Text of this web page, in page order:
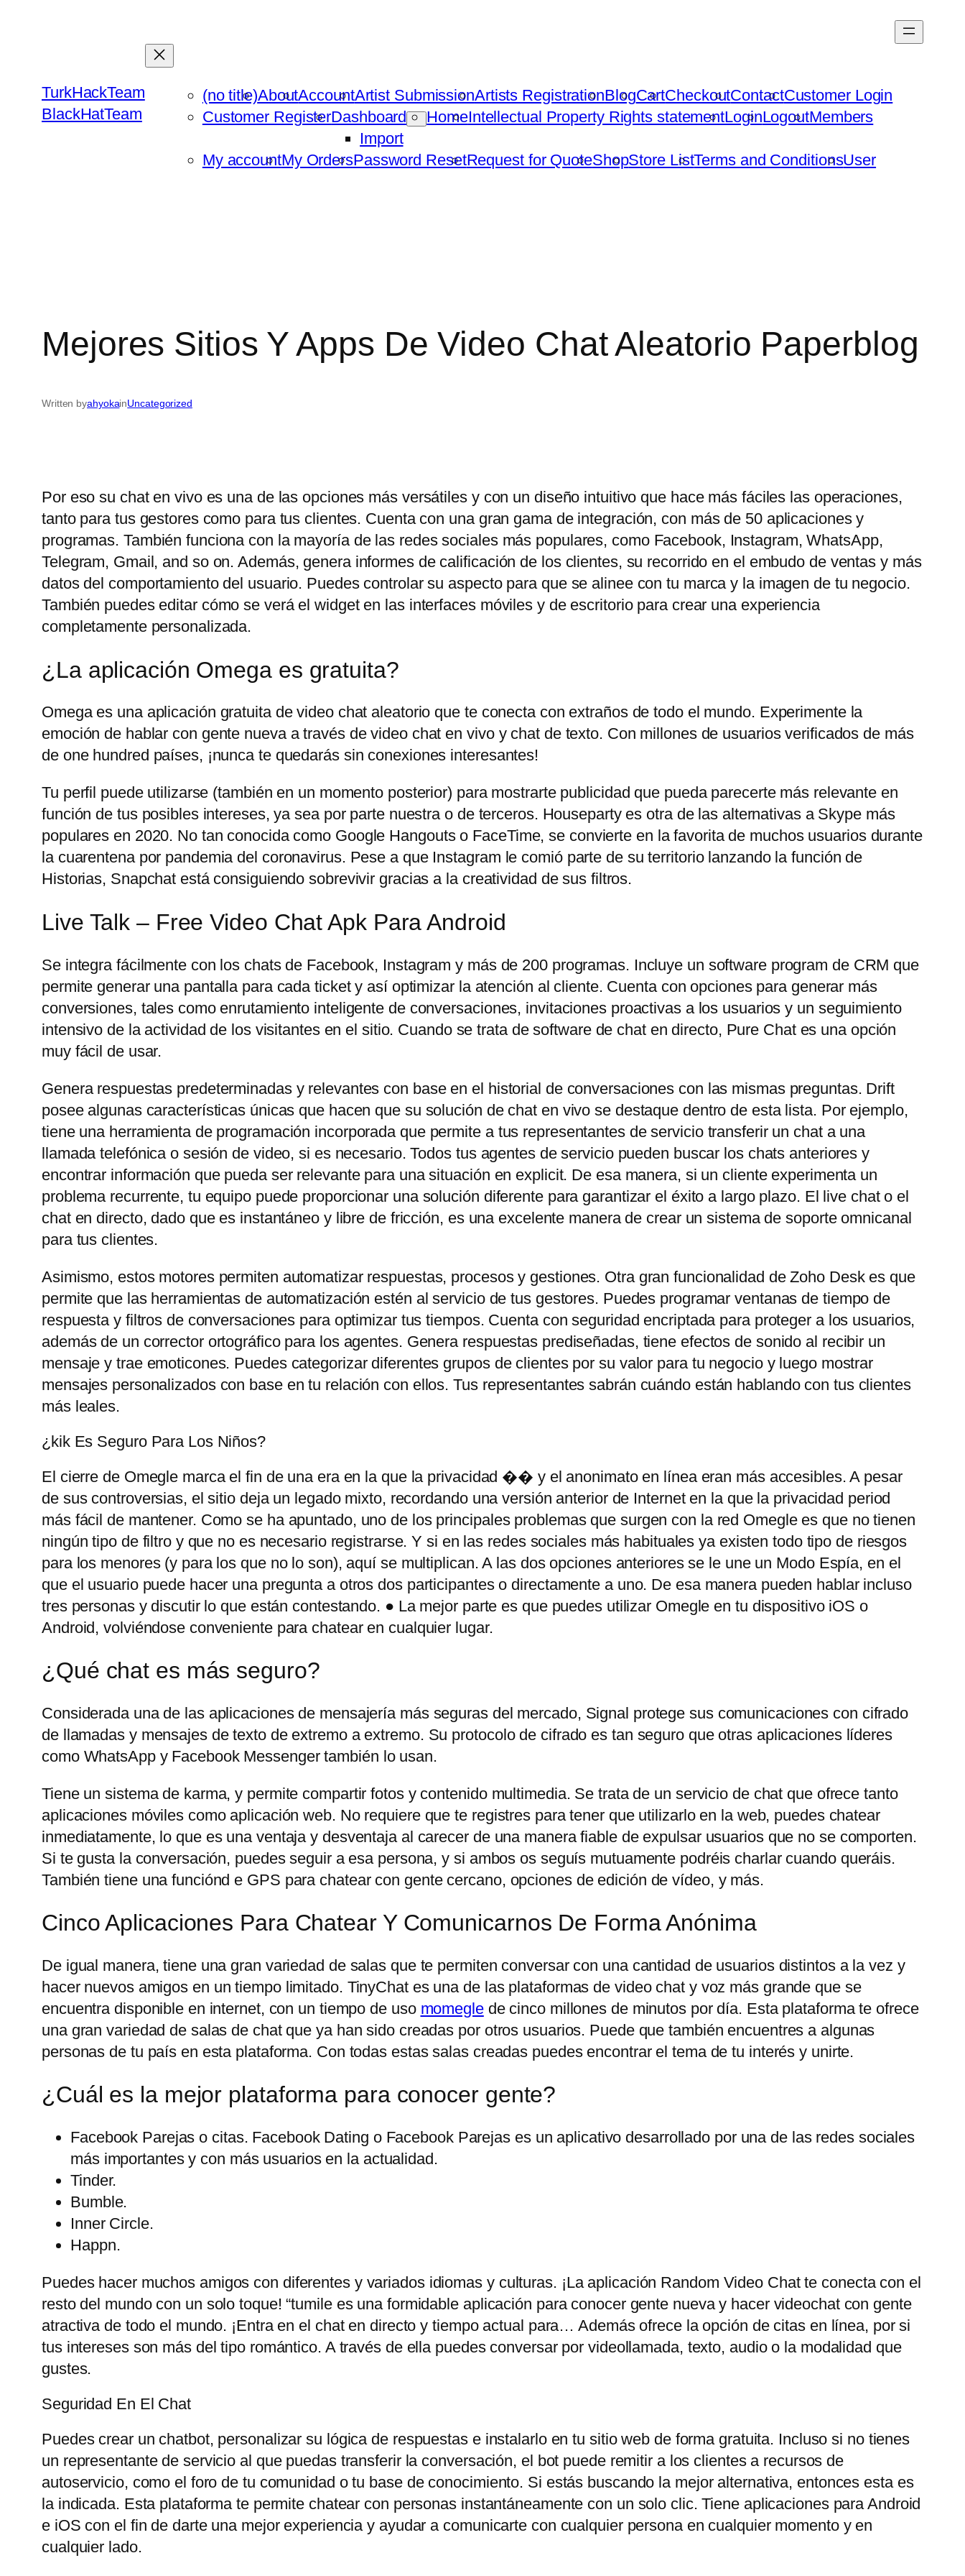
TurkHackTeam
BlackHatTeam
(no title)AboutAccountArtist SubmissionArtists RegistrationBlogCartCheckoutContactCustomer Login
Customer RegisterDashboard
Import
HomeIntellectual Property Rights statementLoginLogoutMembers
My accountMy OrdersPassword ResetRequest for QuoteShopStore ListTerms and ConditionsUser
Mejores Sitios Y Apps De Video Chat Aleatorio Paperblog
Written byahyokainUncategorized
Por eso su chat en vivo es una de las opciones más versátiles y con un diseño intuitivo que hace más fáciles las operaciones,
tanto para tus gestores como para tus clientes. Cuenta con una gran gama de integración, con más de 50 aplicaciones y
programas. También funciona con la mayoría de las redes sociales más populares, como Facebook, Instagram, WhatsApp,
Telegram, Gmail, and so on. Además, genera informes de calificación de los clientes, su recorrido en el embudo de ventas y más
datos del comportamiento del usuario. Puedes controlar su aspecto para que se alinee con tu marca y la imagen de tu negocio.
También puedes editar cómo se verá el widget en las interfaces móviles y de escritorio para crear una experiencia
completamente personalizada.
¿La aplicación Omega es gratuita?
Omega es una aplicación gratuita de video chat aleatorio que te conecta con extraños de todo el mundo. Experimente la
emoción de hablar con gente nueva a través de video chat en vivo y chat de texto. Con millones de usuarios verificados de más
de one hundred países, ¡nunca te quedarás sin conexiones interesantes!
Tu perfil puede utilizarse (también en un momento posterior) para mostrarte publicidad que pueda parecerte más relevante en
función de tus posibles intereses, ya sea por parte nuestra o de terceros. Houseparty es otra de las alternativas a Skype más
populares en 2020. No tan conocida como Google Hangouts o FaceTime, se convierte en la favorita de muchos usuarios durante
la cuarentena por pandemia del coronavirus. Pese a que Instagram le comió parte de su territorio lanzando la función de
Historias, Snapchat está consiguiendo sobrevivir gracias a la creatividad de sus filtros.
Live Talk – Free Video Chat Apk Para Android
Se integra fácilmente con los chats de Facebook, Instagram y más de 200 programas. Incluye un software program de CRM que
permite generar una pantalla para cada ticket y así optimizar la atención al cliente. Cuenta con opciones para generar más
conversiones, tales como enrutamiento inteligente de conversaciones, invitaciones proactivas a los usuarios y un seguimiento
intensivo de la actividad de los visitantes en el sitio. Cuando se trata de software de chat en directo, Pure Chat es una opción
muy fácil de usar.
Genera respuestas predeterminadas y relevantes con base en el historial de conversaciones con las mismas preguntas. Drift
posee algunas características únicas que hacen que su solución de chat en vivo se destaque dentro de esta lista. Por ejemplo,
tiene una herramienta de programación incorporada que permite a tus representantes de servicio transferir un chat a una
llamada telefónica o sesión de video, si es necesario. Todos tus agentes de servicio pueden buscar los chats anteriores y
encontrar información que pueda ser relevante para una situación en explicit. De esa manera, si un cliente experimenta un
problema recurrente, tu equipo puede proporcionar una solución diferente para garantizar el éxito a largo plazo. El live chat o el
chat en directo, dado que es instantáneo y libre de fricción, es una excelente manera de crear un sistema de soporte omnicanal
para tus clientes.
Asimismo, estos motores permiten automatizar respuestas, procesos y gestiones. Otra gran funcionalidad de Zoho Desk es que
permite que las herramientas de automatización estén al servicio de tus gestores. Puedes programar ventanas de tiempo de
respuesta y filtros de conversaciones para optimizar tus tiempos. Cuenta con seguridad encriptada para proteger a los usuarios,
además de un corrector ortográfico para los agentes. Genera respuestas prediseñadas, tiene efectos de sonido al recibir un
mensaje y trae emoticones. Puedes categorizar diferentes grupos de clientes por su valor para tu negocio y luego mostrar
mensajes personalizados con base ​​en tu relación con ellos. Tus representantes sabrán cuándo están hablando con tus clientes
más leales.
¿kik Es Seguro Para Los Niños?
El cierre de Omegle marca el fin de una era en la que la privacidad �� y el anonimato en línea eran más accesibles. A pesar
de sus controversias, el sitio deja un legado mixto, recordando una versión anterior de Internet en la que la privacidad period
más fácil de mantener. Como se ha apuntado, uno de los principales problemas que surgen con la red Omegle es que no tienen
ningún tipo de filtro y que no es necesario registrarse. Y si en las redes sociales más habituales ya existen todo tipo de riesgos
para los menores (y para los que no lo son), aquí se multiplican. A las dos opciones anteriores se le une un Modo Espía, en el
que el usuario puede hacer una pregunta a otros dos participantes o directamente a uno. De esa manera pueden hablar incluso
tres personas y discutir lo que están contestando. ● La mejor parte es que puedes utilizar Omegle en tu dispositivo iOS o
Android, volviéndose conveniente para chatear en cualquier lugar.
¿Qué chat es más seguro?
Considerada una de las aplicaciones de mensajería más seguras del mercado, Signal protege sus comunicaciones con cifrado
de llamadas y mensajes de texto de extremo a extremo. Su protocolo de cifrado es tan seguro que otras aplicaciones líderes
como WhatsApp y Facebook Messenger también lo usan.
Tiene un sistema de karma, y permite compartir fotos y contenido multimedia. Se trata de un servicio de chat que ofrece tanto
aplicaciones móviles como aplicación web. No requiere que te registres para tener que utilizarlo en la web, puedes chatear
inmediatamente, lo que es una ventaja y desventaja al carecer de una manera fiable de expulsar usuarios que no se comporten.
Si te gusta la conversación, puedes seguir a esa persona, y si ambos os seguís mutuamente podréis charlar cuando queráis.
También tiene una funciónd e GPS para chatear con gente cercano, opciones de edición de vídeo, y más.
Cinco Aplicaciones Para Chatear Y Comunicarnos De Forma Anónima
De igual manera, tiene una gran variedad de salas que te permiten conversar con una cantidad de usuarios distintos a la vez y
hacer nuevos amigos en un tiempo limitado. TinyChat es una de las plataformas de video chat y voz más grande que se
encuentra disponible en internet, con un tiempo de uso momeglede cinco millones de minutos por día. Esta plataforma te ofrece
una gran variedad de salas de chat que ya han sido creadas por otros usuarios. Puede que también encuentres a algunas
personas de tu país en esta plataforma. Con todas estas salas creadas puedes encontrar el tema de tu interés y unirte.
¿Cuál es la mejor plataforma para conocer gente?
Facebook Parejas o citas. Facebook Dating o Facebook Parejas es un aplicativo desarrollado por una de las redes sociales
más importantes y con más usuarios en la actualidad.
Tinder.
Bumble.
Inner Circle.
Happn.
Puedes hacer muchos amigos con diferentes y variados idiomas y culturas. ¡La aplicación Random Video Chat te conecta con el
resto del mundo con un solo toque! “tumile es una formidable aplicación para conocer gente nueva y hacer videochat con gente
atractiva de todo el mundo. ¡Entra en el chat en directo y tiempo actual para… Además ofrece la opción de citas en línea, por si
tus intereses son más del tipo romántico. A través de ella puedes conversar por videollamada, texto, audio o la modalidad que
gustes.
Seguridad En El Chat
Puedes crear un chatbot, personalizar su lógica de respuestas e instalarlo en tu sitio web de forma gratuita. Incluso si no tienes
un representante de servicio al que puedas transferir la conversación, el bot puede remitir a los clientes a recursos de
autoservicio, como el foro de tu comunidad o tu base de conocimiento. Si estás buscando la mejor alternativa, entonces esta es
la indicada. Esta plataforma te permite chatear con personas instantáneamente con un solo clic. Tiene aplicaciones para Android
e iOS con el fin de darte una mejor experiencia y ayudar a comunicarte con cualquier persona en cualquier momento y en
cualquier lado.